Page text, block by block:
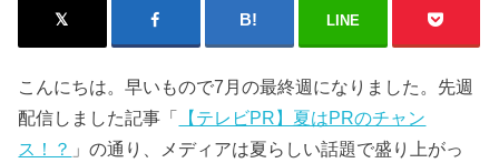
LINE
こんにちは。早いもので7月の最終週になりました。先週
配信しました記事「 【テレビPR】夏はPRのチャン
ス！？ 」の通り、メディアは夏らしい話題で盛り上がっ